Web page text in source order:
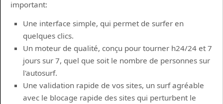
important:
Une interface simple, qui permet de surfer en
quelques clics.
Un moteur de qualité, conçu pour tourner h24/24 et 7
jours sur 7, quel que soit le nombre de personnes sur
l'autosurf.
Une validation rapide de vos sites, un surf agréable
avec le blocage rapide des sites qui perturbent le